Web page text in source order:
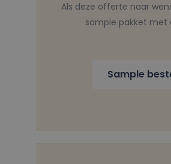
Als deze offerte naar
sample pakket met
Sample